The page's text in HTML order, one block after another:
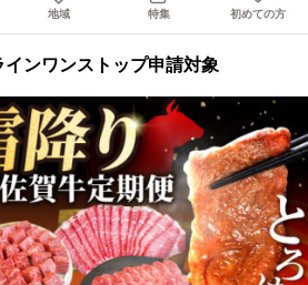
地域 特集 初めての方
インワンストップ申請対象